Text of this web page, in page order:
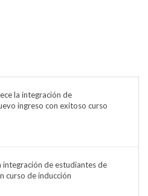
la integración de
ingreso con exitoso curso
integración de estudiantes de
curso de inducción